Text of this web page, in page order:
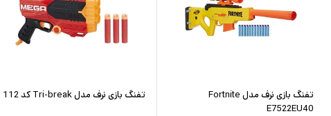
تفنگ بازی نرف مدل Fortnite
E7522EU40
تفنگ بازی نرف مدل Tri-break کد 112